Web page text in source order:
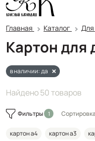
Главная Каталог Для
Картон для
в наличии: да
Найдено 50 товаров
Фильтры
картон а4 картон а3